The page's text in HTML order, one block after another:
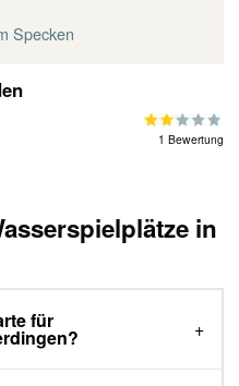
Specken
1 Bewertung
in
für